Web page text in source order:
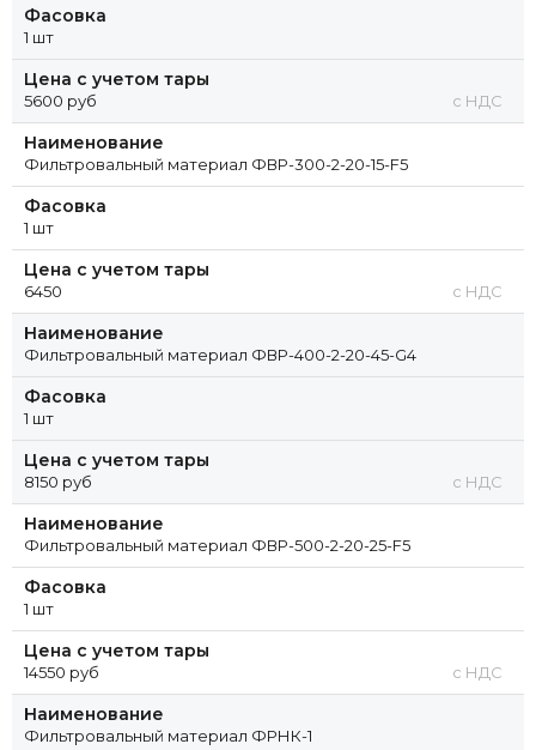
Фасовка
1 шт
Цена с учетом тары
5600 руб с НДС
Наименование
Фильтровальный материал ФВР-300-2-20-15-F5
Фасовка
1 шт
Цена с учетом тары
6450 с НДС
Наименование
Фильтровальный материал ФВР-400-2-20-45-G4
Фасовка
1 шт
Цена с учетом тары
8150 руб с НДС
Наименование
Фильтровальный материал ФВР-500-2-20-25-F5
Фасовка
1 шт
Цена с учетом тары
14550 руб с НДС
Наименование
Фильтровальный материал ФРНК-1